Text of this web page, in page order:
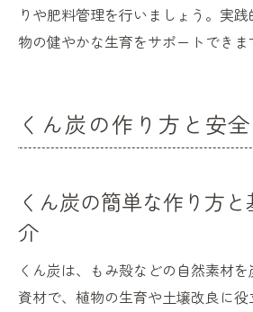
りや肥料管理を行いましょう。実
物の健やかな生育をサポートできま
くん炭の作り方と安
くん炭の簡単な作り方
介
くん炭は、もみ殻などの自然素材
資材で、植物の生育や土壌改良に